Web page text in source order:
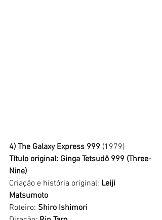
4) The Galaxy Express 999 (1979)
Título original: Ginga Tetsudô 999 (Three-
Nine)
Criação e história original: Leiji
Matsumoto
Roteiro: Shiro Ishimori